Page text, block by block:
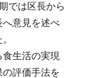
では区長から
意見を述べ
生活の実現
評価手法を